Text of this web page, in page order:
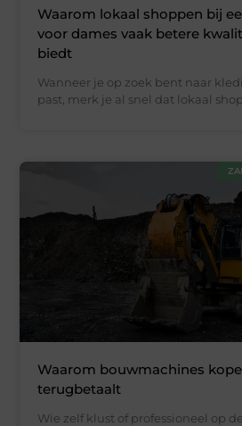
Waarom lokaal shoppen bij
voor dames vaak betere
biedt
Wanneer je op zoek bent naar
past, merk je al snel dat lokaal
Waarom bouwmachines
terugbetaalt
Wie zelf klust of professioneel op